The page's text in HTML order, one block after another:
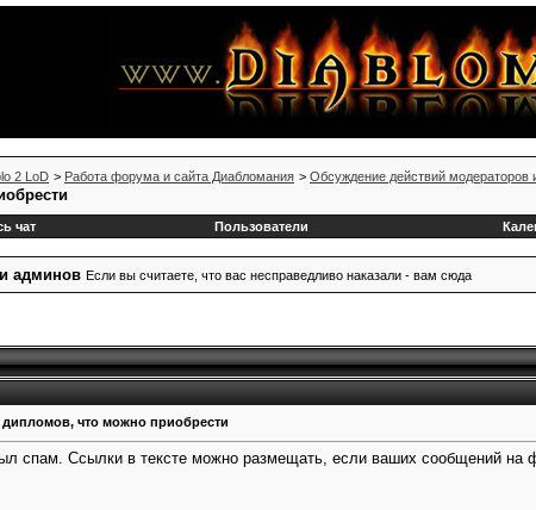
2 LoD > Работа форума и сайта Диабломания > Обсуждение действий модераторов
чат Пользователи
админов Если вы считаете, что вас несправедливо наказали - вам сюда
что можно приобрести
спам. Ссылки в тексте можно размещать, если ваших сообщений на